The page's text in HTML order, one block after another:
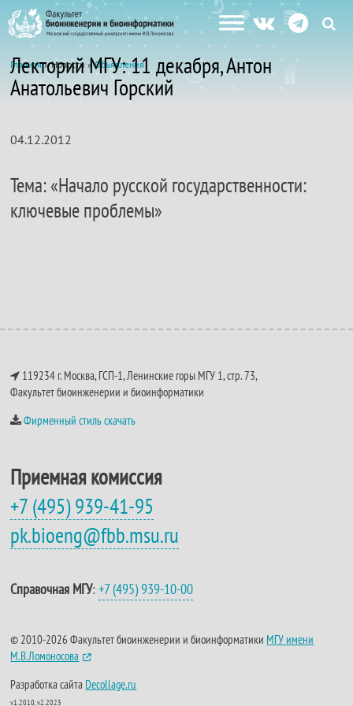
Главная» Новости »Объявления
Лекторий МГУ: 11 декабря, Антон
Анатольевич Горский
04.12.2012
Тема: «Начало русской государственности:
ключевые проблемы»
119234 г. Москва, ГСП-1, Ленинские горы МГУ 1, стр. 73,
Факультет биоинженерии и биоинформатики
Фирменный стиль скачать
Приемная комиссия
+7 (495) 939-41-95
pk.bioeng@fbb.msu.ru
Справочная МГУ:+7 (495) 939-10-00
© 2010-2026 Факультет биоинженерии и биоинформатики МГУ имени
М.В.Ломоносова
Разработка сайта Decollage.ru
v1.2010, v2.2023